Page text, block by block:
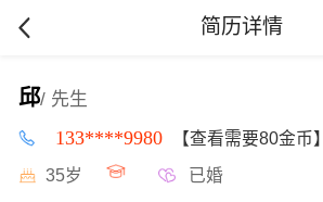
简历详情
邱/ 先生
133****9980 【查看需要80金币】
35岁 已婚